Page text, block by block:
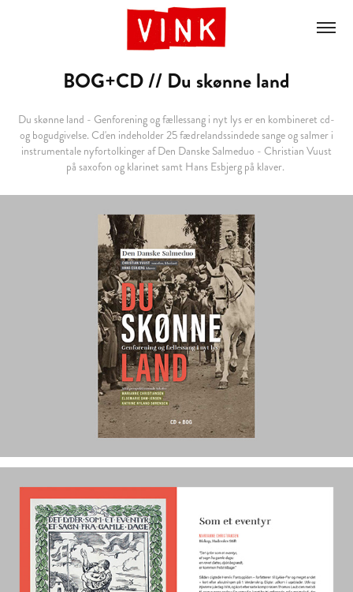
BOG+CD // Du skønne land
Du skønne land - Genforening og fællessang i nyt lys er en kombineret cd-
og bogudgivelse. Cd'en indeholder 25 fædrelandssindede sange og salmer i
instrumentale nyfortolkinger af Den Danske Salmeduo - Christian Vuust
på saxofon og klarinet samt Hans Esbjerg på klaver.